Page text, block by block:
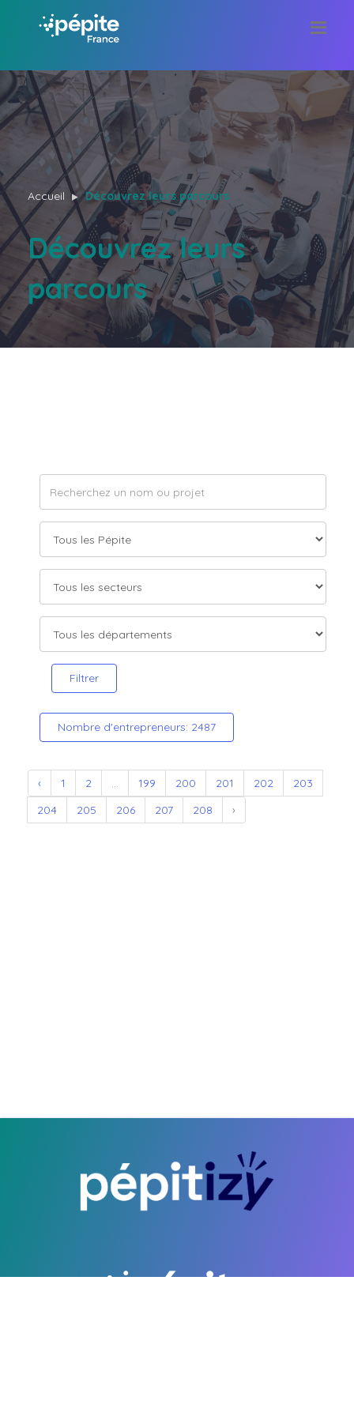
Accueil Découvrez leurs parcours
Découvrez leurs
parcours
Nombre d'entrepreneurs: 2487
‹ 1 2 ... 199 200 201 202
203
204
205 206 207 208 ›